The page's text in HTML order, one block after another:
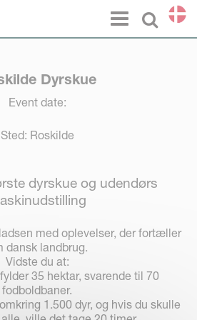
Select
Menu
Dyrskue
Event date:
Sted: Roskilde
dyrskue og udendørs
med oplevelser, der fortæller
dansk landbrug.
Vidste du at:
35 hektar, svarende til 70
fodboldbaner.
1.500 dyr, og hvis du skulle